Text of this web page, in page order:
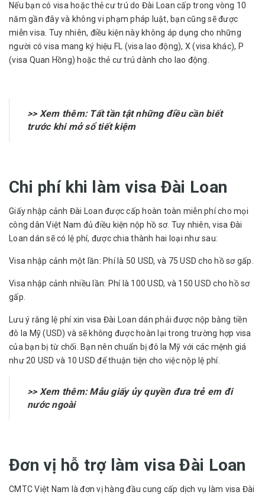
Nếu bạn có visa hoặc thẻ cư trú do Đài Loan cấp trong vòng 10
năm gần đây và không vi phạm pháp luật, bạn cũng sẽ được
miễn visa. Tuy nhiên, điều kiện này không áp dụng cho những
người có visa mang ký hiệu FL (visa lao động), X (visa khác), P
(visa Quan Hồng) hoặc thẻ cư trú dành cho lao động.
>> Xem thêm: Tất tần tật những điều cần biết
trước khi mở sổ tiết kiệm
Chi phí khi làm visa Đài Loan
Giấy nhập cảnh Đài Loan được cấp hoàn toàn miễn phí cho mọi
công dân Việt Nam đủ điều kiện nộp hồ sơ. Tuy nhiên, visa Đài
Loan dán sẽ có lệ phí, được chia thành hai loại như sau:
Visa nhập cảnh một lần: Phí là 50 USD, và 75 USD cho hồ sơ gấp.
Visa nhập cảnh nhiều lần: Phí là 100 USD, và 150 USD cho hồ sơ
gấp.
Lưu ý rằng lệ phí xin visa Đài Loan dán phải được nộp bằng tiền
đô la Mỹ (USD) và sẽ không được hoàn lại trong trường hợp visa
của bạn bị từ chối. Bạn nên chuẩn bị đô la Mỹ với các mệnh giá
như 20 USD và 10 USD để thuận tiện cho việc nộp lệ phí.
>> Xem thêm:Mẫu giấy ủy quyền đưa trẻ em đi
nước ngoài
Đơn vị hỗ trợ làm visa Đài Loan
CMTC Việt Nam là đơn vị hàng đầu cung cấp dịch vụ làm visa Đài